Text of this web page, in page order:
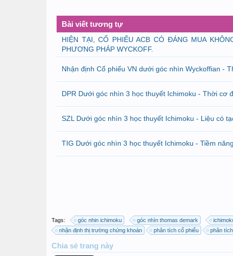
Bài viết tương tự
HIỆN TẠI, CỔ PHIẾU ACB CÓ ĐÁNG MUA
PHƯƠNG PHÁP WYCKOFF.
Nhận định Cổ phiếu VN dưới góc nhìn Wyckoffian -
DPR Dưới góc nhìn 3 học thuyết Ichimoku - Thời cơ
SZL Dưới góc nhìn 3 học thuyết Ichimoku - Liệu có
TIG Dưới góc nhìn 3 học thuyết Ichimoku - Tiềm
Tags: góc nhin ichimoku góc nhìn thomas demark
nhận định thị trường chứng khoán
phân tích cổ phiếu phân
Chia sẻ trang này